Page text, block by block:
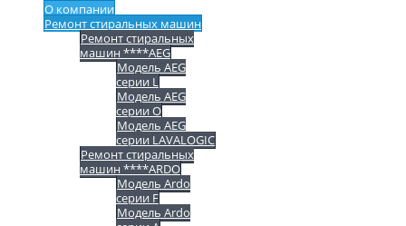
О компании
Ремонт стиральных машин
Ремонт стиральных
машин ****AEG
Модель AEG
серии L
Модель AEG
серии O
Модель AEG
серии LAVALOGIC
Ремонт стиральных
машин ****ARDO
Модель Ardo
серии F
Модель Ardo